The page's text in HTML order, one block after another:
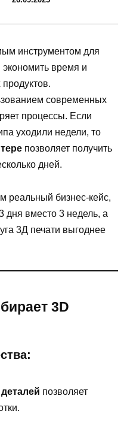
инструментом для
экономить время и
современных
процессы. Если
уходили недели, то
позволяет получить
дней.
реальный бизнес-кейс,
дня вместо 3 недель, а
3Д печати выгоднее
3D
позволяет